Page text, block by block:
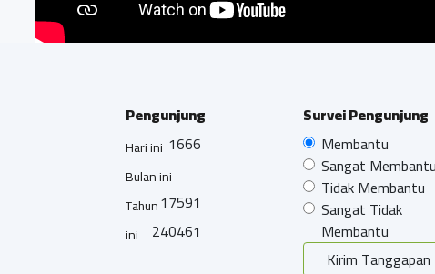
Pengunjung
Hari ini 1666
Bulan ini
17591
Tahun
ini
240461
Survei Pengunjung
Membantu
Sangat Membantu
Tidak Membantu
Sangat Tidak
Membantu
Kirim Tanggapan